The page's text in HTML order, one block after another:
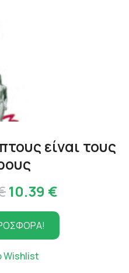
είναι τους
Original
price
was:
1,484.00 €.
10.39 €
τρέχουσα
τιμή
Wishlist